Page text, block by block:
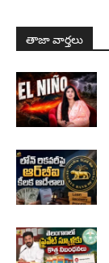
తాజా వార్తలు